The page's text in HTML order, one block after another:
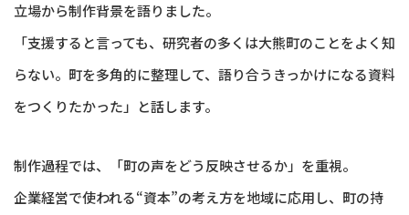
立場から制作背景を語りました。
「支援すると言っても、研究者の多くは大熊町のことをよく知
らない。町を多角的に整理して、語り合うきっかけになる資料
をつくりたかった」と話します。
制作過程では、「町の声をどう反映させるか」を重視。
企業経営で使われる“資本”の考え方を地域に応用し、町の持